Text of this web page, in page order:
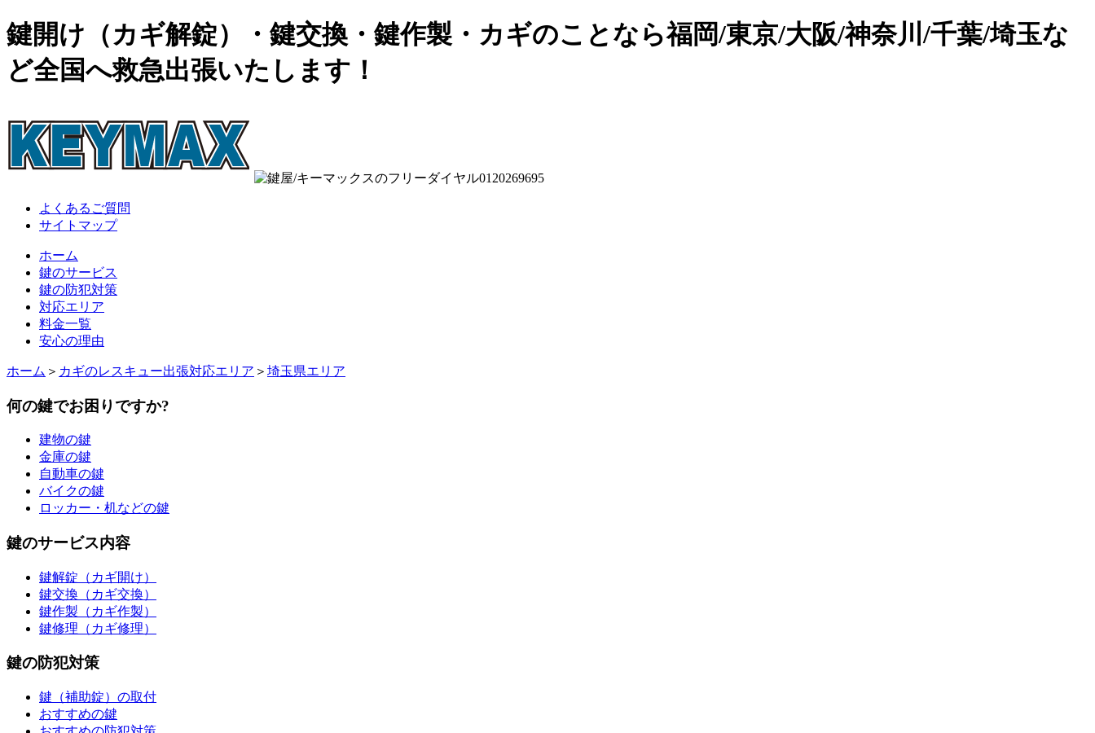
鍵開け（カギ解錠）・鍵交換・鍵作製・カギのことなら福岡/東京/大阪/神奈川/千葉/埼玉な
ど全国へ救急出張いたします！
よくあるご質問
サイトマップ
ホーム
鍵のサービス
鍵の防犯対策
対応エリア
料金一覧
安心の理由
ホーム ＞ カギのレスキュー出張対応エリア ＞ 埼玉県エリア
何の鍵でお困りですか?
建物の鍵
金庫の鍵
自動車の鍵
バイクの鍵
ロッカー・机などの鍵
鍵のサービス内容
鍵解錠（カギ開け）
鍵交換（カギ交換）
鍵作製（カギ作製）
鍵修理（カギ修理）
鍵の防犯対策
鍵（補助錠）の取付
おすすめの鍵